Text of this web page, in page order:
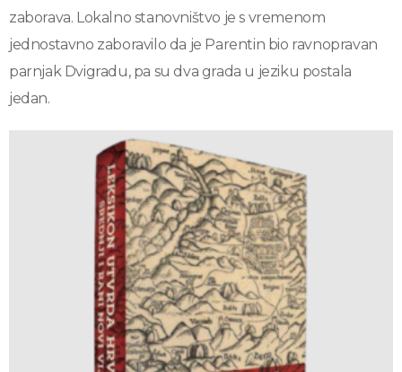
zaborava. Lokalno stanovništvo je s vremenom
jednostavno zaboravilo da je Parentin bio ravnopravan
parnjak Dvigradu, pa su dva grada u jeziku postala
jedan.